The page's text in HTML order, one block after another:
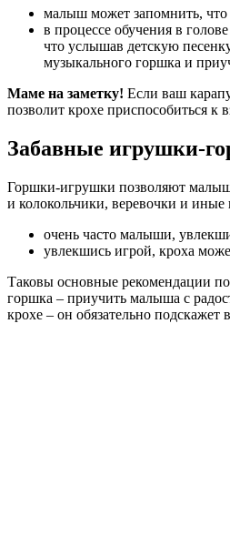
малыш может запомнить, что
в процессе обучения в
что услышав детскую
музыкального горшка и
Маме на заметку! Если ваш
позволит крохе приспособиться
Забавные игрушки-
Горшки-игрушки позволяют
и колокольчики, веревочки и
очень часто малыши,
увлекшись игрой, кроха
Таковы основные рекомендации
горшка – приучить малыша с
крохе – он обязательно